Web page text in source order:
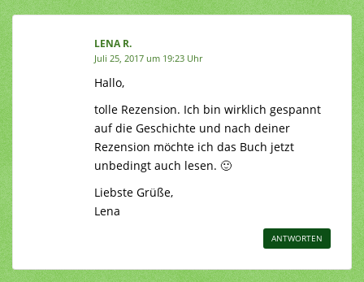
LENA R.
Juli 25, 2017 um 19:23 Uhr
Hallo,
tolle Rezension. Ich bin wirklich gespannt
auf die Geschichte und nach deiner
Rezension möchte ich das Buch jetzt
unbedingt auch lesen. 🙂
Liebste Grüße,
Lena
ANTWORTEN